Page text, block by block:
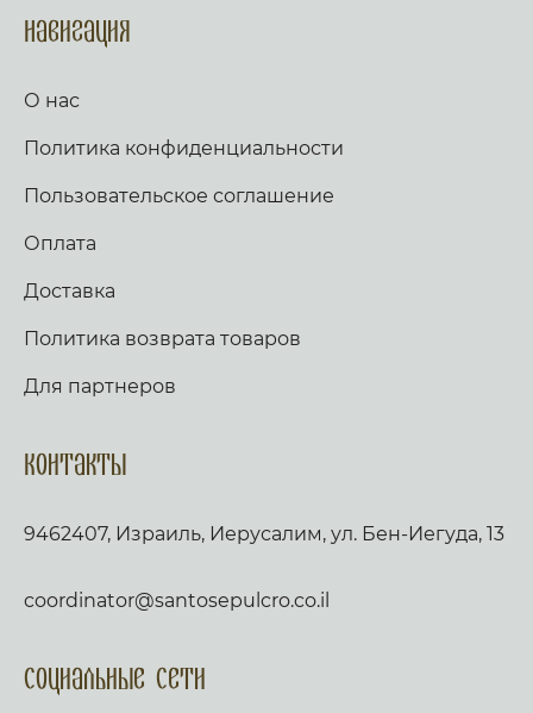
Навигация
О нас
Политика конфиденциальности
Пользовательское соглашение
Оплата
Доставка
Политика возврата товаров
Для партнеров
Контакты
9462407, Израиль, Иерусалим, ул. Бен-Иегуда, 13
coordinator@santosepulcro.co.il
Социальные сети